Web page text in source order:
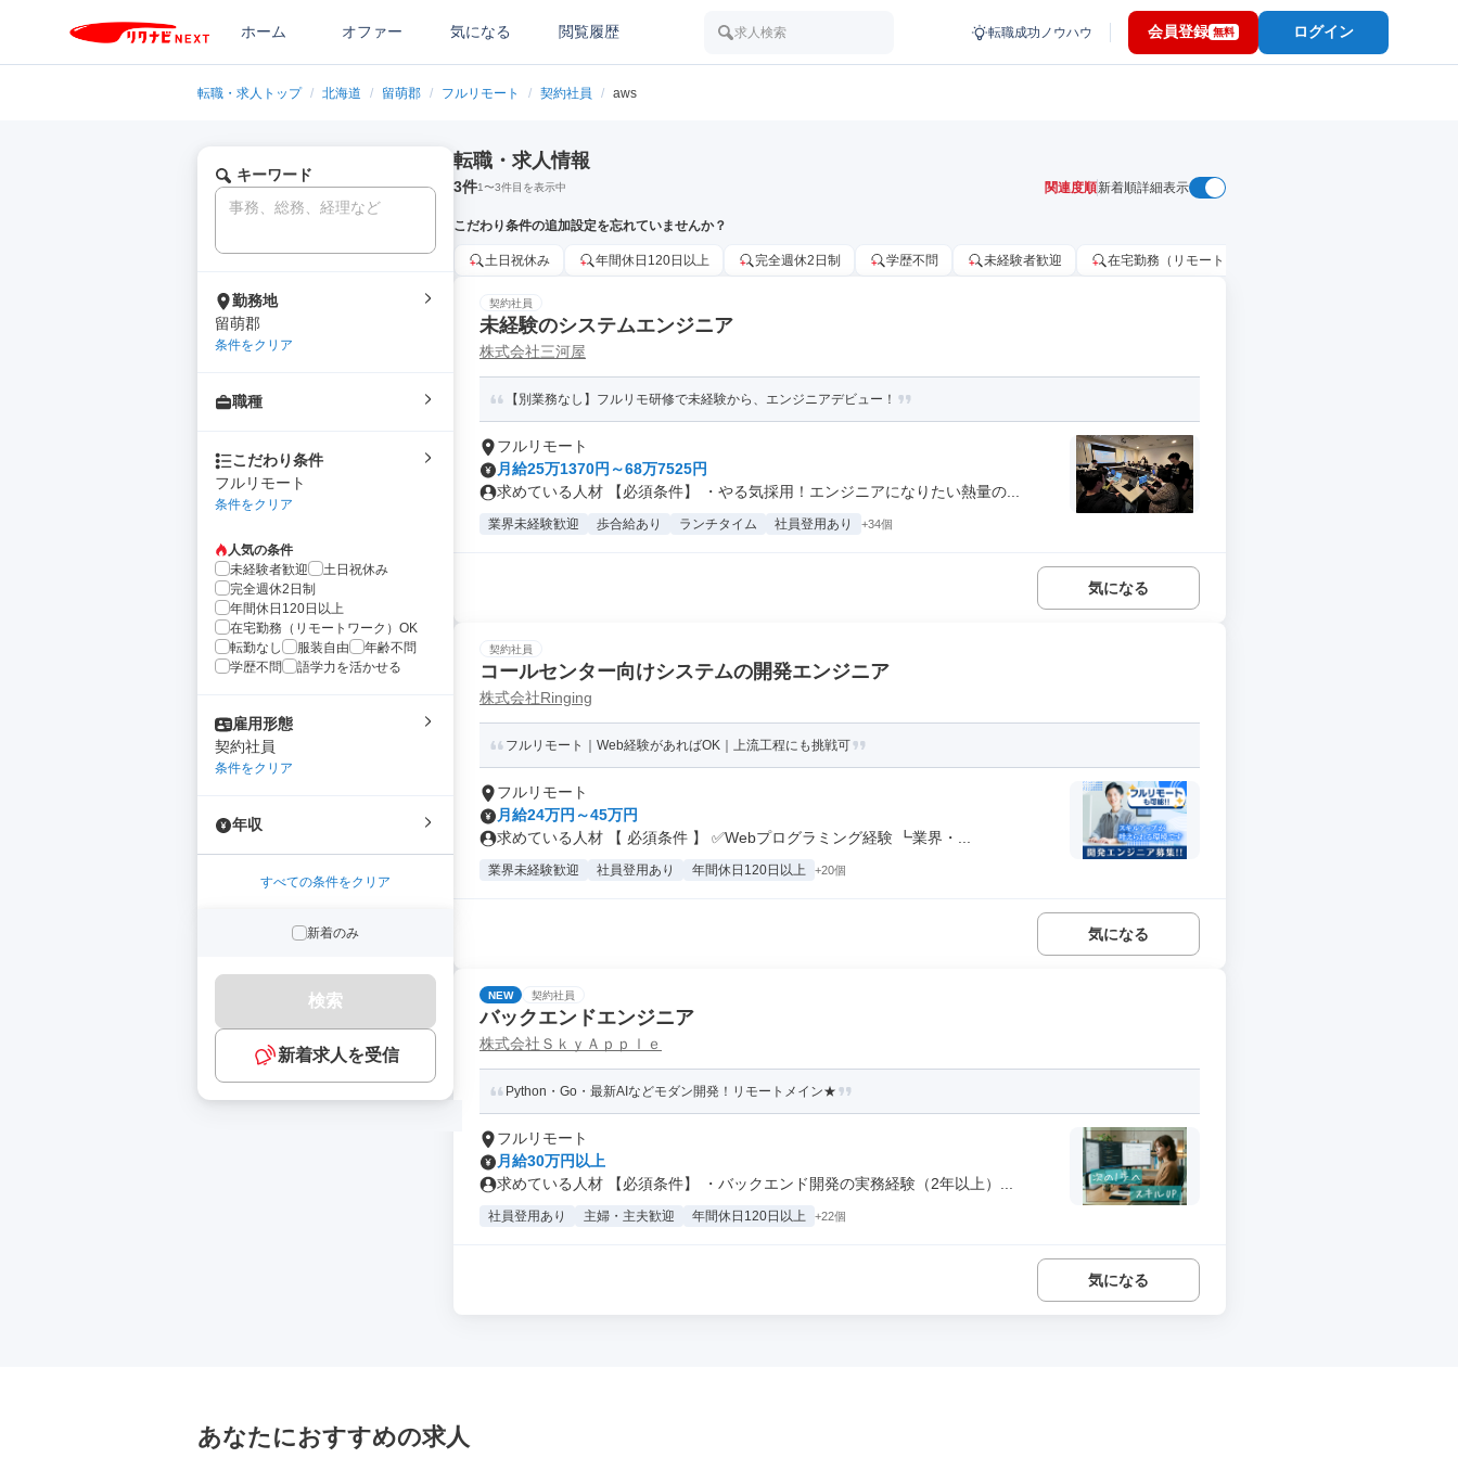
ホーム オファー 気になる 閲覧履歴 求人検索 転職成功ノウハウ 会員登録 無料 ログイン
転職・求人トップ / 北海道 / 留萌郡 / フルリモート / 契約社員 / aws
キーワード
勤務地
留萌郡
条件をクリア
職種
こだわり条件
フルリモート
条件をクリア
人気の条件
未経験者歓迎
土日祝休み
完全週休2日制
年間休日120日以上
在宅勤務（リモートワーク）OK
転勤なし
服装自由
年齢不問
学歴不問
語学力を活かせる
雇用形態
契約社員
条件をクリア
年収
すべての条件をクリア
新着のみ
検索
新着求人を受信
転職・求人情報
3件1〜3件目を表示中 関連度順新着順詳細表示
こだわり条件の追加設定を忘れていませんか？
土日祝休み 年間休日120日以上 完全週休2日制 学歴不問 未経験者歓迎 在宅勤務（リモートワーク）OK
契約社員
未経験のシステムエンジニア
株式会社三河屋
【別業務なし】フルリモ研修で未経験から、エンジニアデビュー！
フルリモート
月給25万1370円～68万7525円
求めている人材 【必須条件】 ・やる気採用！エンジニアになりたい熱量の...
業界未経験歓迎 歩合給あり ランチタイム 社員登用あり +34個
気になる
契約社員
コールセンター向けシステムの開発エンジニア
株式会社Ringing
フルリモート｜Web経験があればOK｜上流工程にも挑戦可
フルリモート
月給24万円～45万円
求めている人材 【 必須条件 】 ✅Webプログラミング経験 ┗業界・...
業界未経験歓迎 社員登用あり 年間休日120日以上 +20個
気になる
NEW 契約社員
バックエンドエンジニア
株式会社ＳｋｙＡｐｐｌｅ
Python・Go・最新AIなどモダン開発！リモートメイン★
フルリモート
月給30万円以上
求めている人材 【必須条件】 ・バックエンド開発の実務経験（2年以上）...
社員登用あり 主婦・主夫歓迎 年間休日120日以上 +22個
気になる
あなたにおすすめの求人